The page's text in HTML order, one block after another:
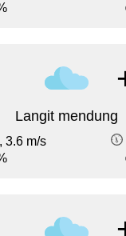
Langit mendung
3.6 m/s